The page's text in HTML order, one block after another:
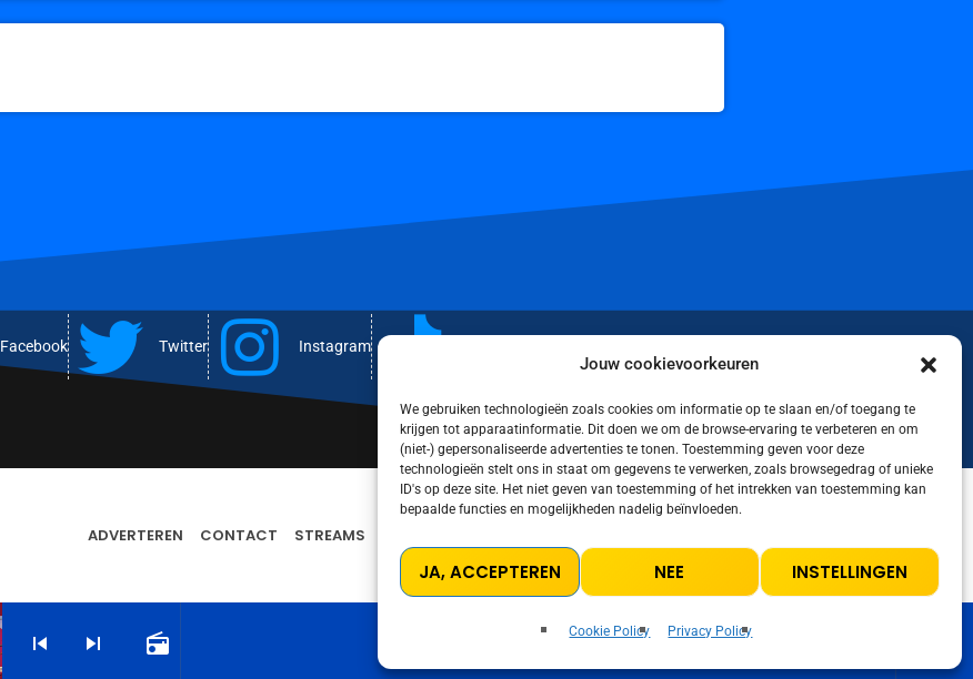
Jouw cookievoorkeuren
We gebruiken technologieën zoals cookies om informatie op te slaan en/of toegang te
krijgen tot apparaatinformatie. Dit doen we om de browse-ervaring te verbeteren en om
(niet-) gepersonaliseerde advertenties te tonen. Toestemming geven voor deze
technologieën stelt ons in staat om gegevens te verwerken, zoals browsegedrag of unieke
ID's op deze site. Het niet geven van toestemming of het intrekken van toestemming kan
bepaalde functies en mogelijkheden nadelig beïnvloeden.
JA, ACCEPTEREN NEE INSTELLINGEN
Cookie Policy Privacy Policy
skip_previous skip_next radio
Facebook Twitter Instagram
ADVERTEREN CONTACT STREAMS